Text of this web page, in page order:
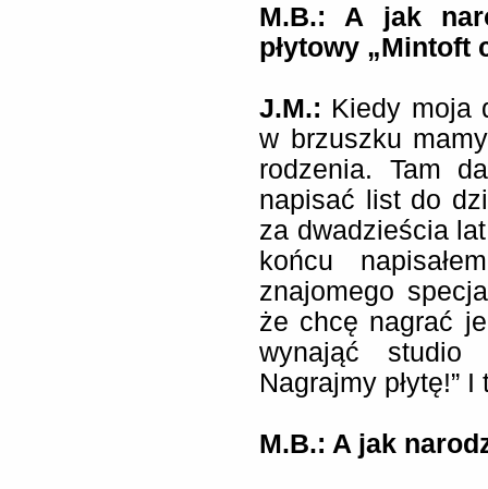
M.B.: A jak
płytowy „Mintoft
J.M.: Kiedy moja
w brzuszku
rodzenia. Tam
napisać list do
za dwadzieścia
końcu
znajomego
że chcę nagrać
wynająć studio
Nagrajmy płytę!”
M.B.: A jak